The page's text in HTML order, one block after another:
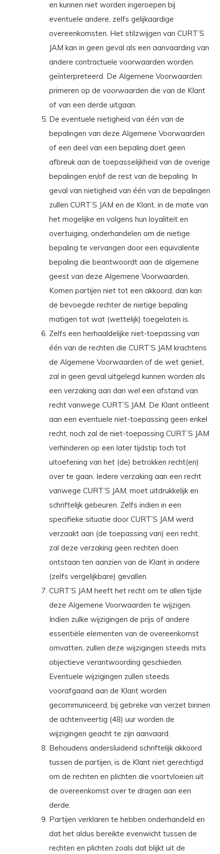
en kunnen niet worden ingeroepen bij
eventuele andere, zelfs gelijkaardige
overeenkomsten. Het stilzwijgen van CURT’S
JAM kan in geen geval als een aanvaarding van
andere contractuele voorwaarden worden
geïnterpreteerd. De Algemene Voorwaarden
primeren op de voorwaarden die van de Klant
of van een derde uitgaan.
De eventuele nietigheid van één van de
bepalingen van deze Algemene Voorwaarden
of een deel van een bepaling doet geen
afbreuk aan de toepasselijkheid van de overige
bepalingen en/of de rest van de bepaling. In
geval van nietigheid van één van de bepalingen
zullen CURT’S JAM en de Klant, in de mate van
het mogelijke en volgens hun loyaliteit en
overtuiging, onderhandelen om de nietige
bepaling te vervangen door een equivalente
bepaling die beantwoordt aan de algemene
geest van deze Algemene Voorwaarden.
Komen partijen niet tot een akkoord, dan kan
de bevoegde rechter de nietige bepaling
matigen tot wat (wettelijk) toegelaten is.
Zelfs een herhaaldelijke niet-toepassing van
één van de rechten die CURT’S JAM krachtens
de Algemene Voorwaarden of de wet geniet,
zal in geen geval uitgelegd kunnen worden als
een verzaking aan dan wel een afstand van
recht vanwege CURT’S JAM. De Klant ontleent
aan een eventuele niet-toepassing geen enkel
recht, noch zal de niet-toepassing CURT’S JAM
verhinderen op een later tijdstip toch tot
uitoefening van het (de) betrokken recht(en)
over te gaan. Iedere verzaking aan een recht
vanwege CURT’S JAM, moet uitdrukkelijk en
schriftelijk gebeuren. Zelfs indien in een
specifieke situatie door CURT’S JAM werd
verzaakt aan (de toepassing van) een recht,
zal deze verzaking geen rechten doen
ontstaan ten aanzien van de Klant in andere
(zelfs vergelijkbare) gevallen.
CURT’S JAM heeft het recht om te allen tijde
deze Algemene Voorwaarden te wijzigen.
Indien zulke wijzigingen de prijs of andere
essentiële elementen van de overeenkomst
omvatten, zullen deze wijzigingen steeds mits
objectieve verantwoording geschieden.
Eventuele wijzigingen zullen steeds
voorafgaand aan de Klant worden
gecommuniceerd, bij gebreke van verzet binnen
de achtenveertig (48) uur worden de
wijzigingen geacht te zijn aanvaard.
Behoudens andersluidend schriftelijk akkoord
tussen de partijen, is de Klant niet gerechtigd
om de rechten en plichten die voortvloeien uit
de overeenkomst over te dragen aan een
derde.
Partijen verklaren te hebben onderhandeld en
dat het aldus bereikte evenwicht tussen de
rechten en plichten zoals dat blijkt uit de